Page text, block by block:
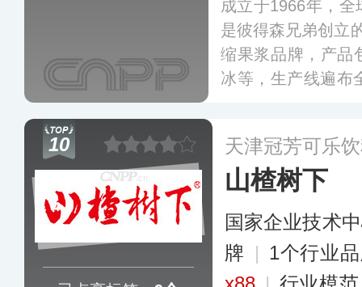
成立于1966年，
是彼得森兄弟创立
缩果浆品牌，产品
冰等，生产线遍布
料品牌。于1983
者喜爱。更多
10 天津冠芳可乐
山楂树下
国家企业技术
牌 | 1个行业